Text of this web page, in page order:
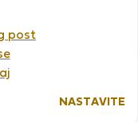
post
NASTAVITE